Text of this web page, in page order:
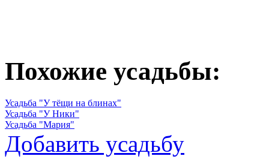
Похожие усадьбы:
Усадьба "У тёщи на блинах"
Усадьба "У Ники"
Усадьба "Мария"
Добавить усадьбу